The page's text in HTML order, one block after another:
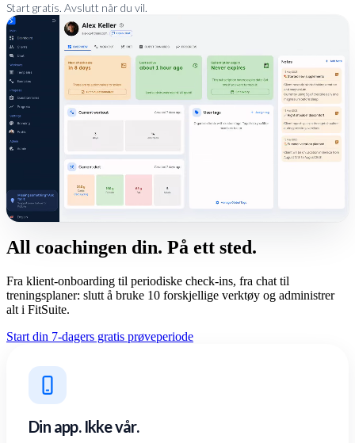
Start gratis. Avslutt når du vil.
All coachingen din. På ett sted.
Fra klient-onboarding til periodiske check-ins, fra chat til
treningsplaner: slutt å bruke 10 forskjellige verktøy og administrer
alt i FitSuite.
Start din 7-dagers gratis prøveperiode
Din app. Ikke vår.